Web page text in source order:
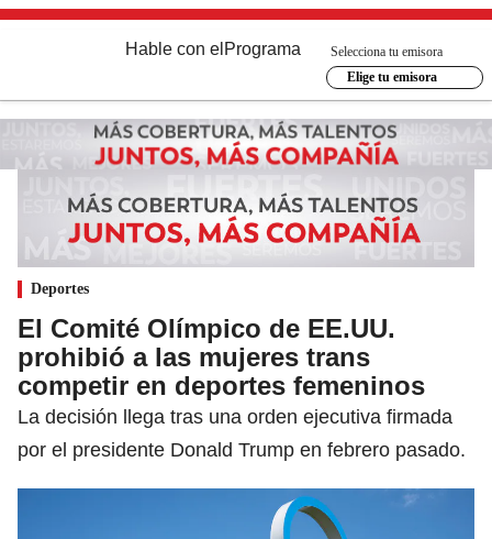
Hable con el Programa
Selecciona tu emisora
Elige tu emisora
Deportes
El Comité Olímpico de EE.UU.
prohibió a las mujeres trans
competir en deportes femeninos
La decisión llega tras una orden ejecutiva firmada
por el presidente Donald Trump en febrero pasado.